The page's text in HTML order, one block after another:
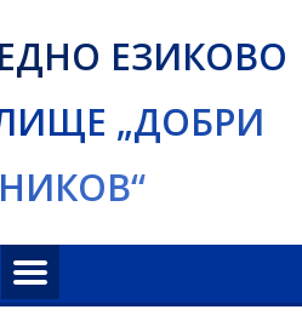
ЕЗИКОВО
„ДОБРИ